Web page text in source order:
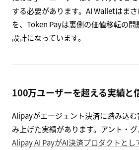
する必要があります。AI Walletはま
を、Token Payは裏側の価値移転の
設計になっています。
100万ユーザーを超える実績と
Alipayがエージェント決済に踏み込
み上げた実績があります。アント・グ
Alipay AI PayがAI決済プロダクトと